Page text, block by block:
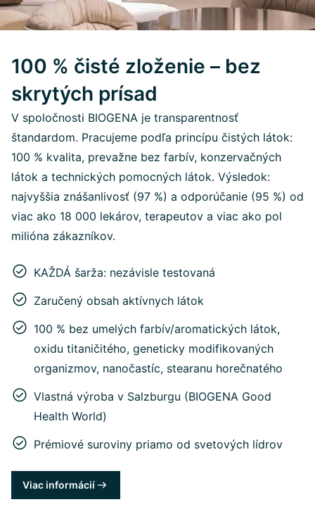
100 % čisté zloženie – bez
skrytých prísad
V spoločnosti BIOGENA je transparentnosť
štandardom. Pracujeme podľa princípu čistých látok:
100 % kvalita, prevažne bez farbív, konzervačných
látok a technických pomocných látok. Výsledok:
najvyššia znášanlivosť (97 %) a odporúčanie (95 %) od
viac ako 18 000 lekárov, terapeutov a viac ako pol
milióna zákazníkov.
KAŽDÁ šarža: nezávisle testovaná
Zaručený obsah aktívnych látok
100 % bez umelých farbív/aromatických látok,
oxidu titaničitého, geneticky modifikovaných
organizmov, nanočastíc, stearanu horečnatého
Vlastná výroba v Salzburgu (BIOGENA Good
Health World)
Prémiové suroviny priamo od svetových lídrov
Viac informácií